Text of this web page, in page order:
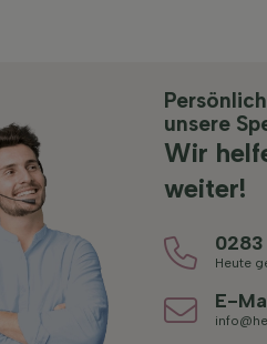
unsere
Wir
weiter!
Heute
E-